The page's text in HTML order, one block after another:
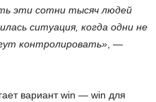
эти сотни тысяч людей
ситуация, когда одни не
контролировать», —
вариант win — win для